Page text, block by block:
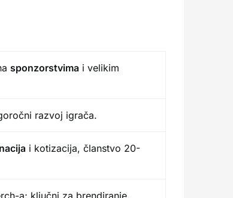
sponzorstvima i velikim
razvoj igrača.
i kotizacija, članstvo 20-
a; ključni za brendiranje.